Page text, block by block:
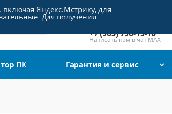
+7 (495) 790-15-10
Отдел продаж
+7 (903) 790-15-10
Написать нам в чат MAX
ПК Гарантия и сервис
Яндекс.Метрику, для
Для получения